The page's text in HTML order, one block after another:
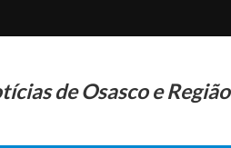
de Osasco e Região